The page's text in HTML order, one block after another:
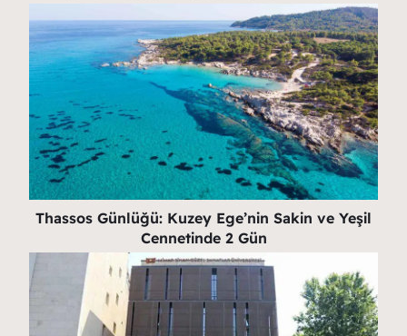
Thassos Günlüğü: Kuzey Ege’nin Sakin ve Yeşil
Cennetinde 2 Gün